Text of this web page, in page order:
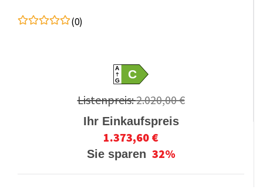
(0)
A
GC
Listenpreis:2.020,00 €
Ihr Einkaufspreis
1.373,60 €
Sie sparen 32%